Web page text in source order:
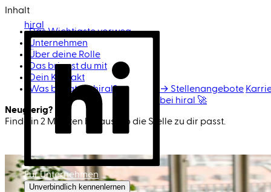
hiral
→ Stellenangebote
bei hiral 🚀
Für Unternehmen
Unverbindlich kennenlernen
Inhalt
Das Wichtigste vorweg
Unternehmen
Über deine Rolle
Das bringst du mit
Dein Kontakt
Was bringt dir hiral?
Neugierig?
Finde in 2 Minuten heraus, ob die Stelle zu dir passt.